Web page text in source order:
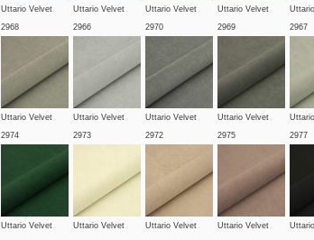
Uttario Velvet
2968
Uttario Velvet
2966
Uttario Velvet
2970
Uttario Velvet
2969
2967
Uttario Velvet
2974
Uttario Velvet
2973
Uttario Velvet
2972
Uttario Velvet
2975
2977
Uttario Velvet
Uttario Velvet
Uttario Velvet
Uttario Velvet